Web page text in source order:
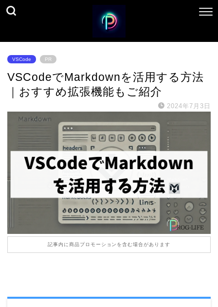
VSCode PR
VSCodeでMarkdownを活用する方法
｜おすすめ拡張機能もご紹介
2024年7月3日
記事内に商品プロモーションを含む場合があります